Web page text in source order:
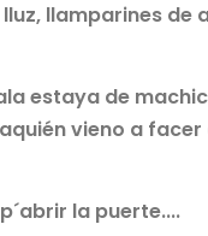
llamparines de
estaya de
vieno a
la puerte....